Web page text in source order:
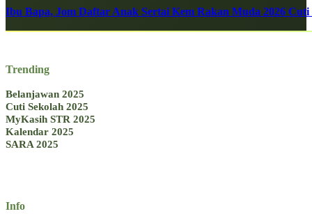
Ibu Bapa, Jom Daftar Anak Sertai Kem Rakan Muda 2026
Trending
Belanjawan 2025
Cuti Sekolah 2025
MyKasih STR 2025
Kalendar 2025
SARA 2025
Info